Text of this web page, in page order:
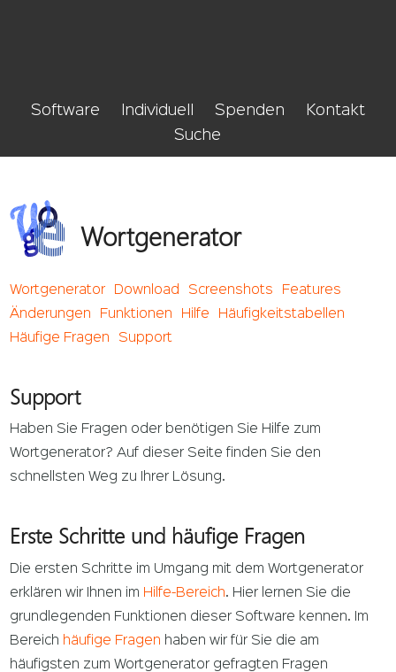
Software Individuell Spenden
Kontakt
Suche
Wortgenerator
Wortgenerator Download Screenshots
Features
Änderungen
Funktionen Hilfe
Häufigkeitstabellen
Häufige Fragen
Support
Support
Haben Sie Fragen oder benötigen Sie Hilfe zum
Wortgenerator? Auf dieser Seite finden Sie den
schnellsten Weg zu Ihrer Lösung.
Erste Schritte und häufige Fragen
Die ersten Schritte im Umgang mit dem Wortgenerator
erklären wir Ihnen im Hilfe-Bereich. Hier lernen Sie die
grundlegenden Funktionen dieser Software kennen. Im
Bereich häufige Fragen haben wir für Sie die am
häufigsten zum Wortgenerator gefragten Fragen